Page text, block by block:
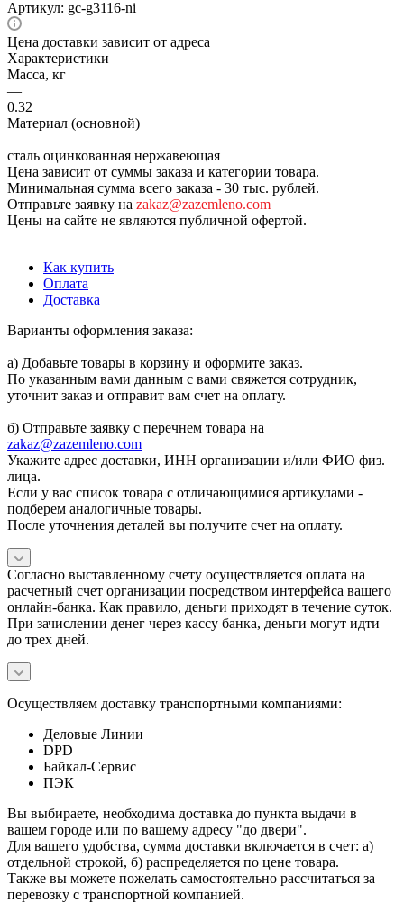
Артикул: gc-g3116-ni
Цена доставки зависит от адреса
Характеристики
Масса, кг
—
0.32
Материал (основной)
—
сталь оцинкованная нержавеющая
Цена зависит от суммы заказа и категории товара.
Минимальная сумма всего заказа - 30 тыс. рублей.
Отправьте заявку на zakaz@zazemleno.com
Цены на сайте не являются публичной офертой.
Как купить
Оплата
Доставка
Варианты оформления заказа:
а) Добавьте товары в корзину и оформите заказ.
По указанным вами данным с вами свяжется сотрудник,
уточнит заказ и отправит вам счет на оплату.
б) Отправьте заявку с перечнем товара на
zakaz@zazemleno.com
Укажите адрес доставки, ИНН организации и/или ФИО физ.
лица.
Если у вас список товара с отличающимися артикулами -
подберем аналогичные товары.
После уточнения деталей вы получите счет на оплату.
Согласно выставленному счету осуществляется оплата на
расчетный счет организации посредством интерфейса вашего
онлайн-банка. Как правило, деньги приходят в течение суток.
При зачислении денег через кассу банка, деньги могут идти
до трех дней.
Осуществляем доставку транспортными компаниями:
Деловые Линии
DPD
Байкал-Сервис
ПЭК
Вы выбираете, необходима доставка до пункта выдачи в
вашем городе или по вашему адресу "до двери".
Для вашего удобства, сумма доставки включается в счет: а)
отдельной строкой, б) распределяется по цене товара.
Также вы можете пожелать самостоятельно рассчитаться за
перевозку с транспортной компанией.